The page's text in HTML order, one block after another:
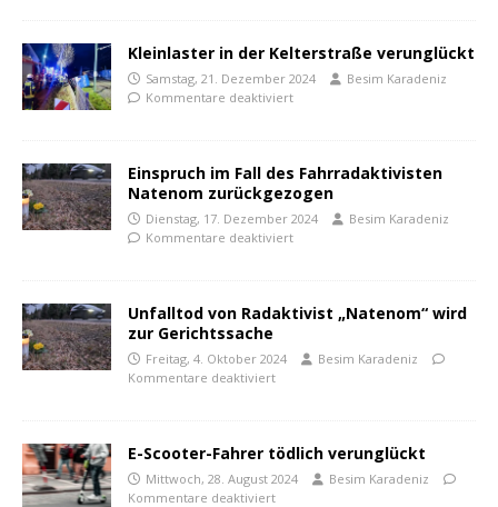
Kleinlaster in der Kelterstraße verunglückt
Samstag, 21. Dezember 2024
Besim Karadeniz
Kommentare deaktiviert
Einspruch im Fall des Fahrradaktivisten
Natenom zurückgezogen
Dienstag, 17. Dezember 2024
Besim Karadeniz
Kommentare deaktiviert
Unfalltod von Radaktivist „Natenom“ wird
zur Gerichtssache
Freitag, 4. Oktober 2024
Besim Karadeniz
Kommentare deaktiviert
E-Scooter-Fahrer tödlich verunglückt
Mittwoch, 28. August 2024
Besim Karadeniz
Kommentare deaktiviert